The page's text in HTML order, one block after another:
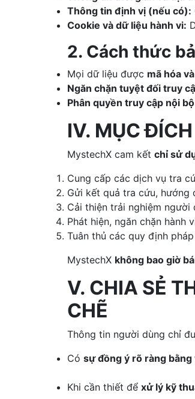
Thông tin định vị (nếu có):
Cookie và dữ liệu hành vi:
2. Cách thức
Mọi dữ liệu được mã hóa
Ngăn chặn tuyệt đối truy
Phân quyền truy cập nội
IV. MỤC
MystechX cam kết chỉ sử
Cung cấp các dịch vụ tra
Gửi kết quả tra cứu, hướng
Cải thiện trải nghiệm người
Phát hiện, ngăn chặn hành
Tuân thủ các quy định
MystechX không bao giờ
V. CHIA SẺ
CHẼ
Thông tin người dùng chỉ
Có sự đồng ý rõ ràng
Khi cần thiết để xử lý kỹ